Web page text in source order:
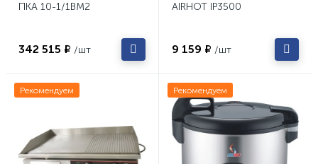
ПКА 10-1/1ВМ2
342 515 ₽ /шт
AIRHOT IP3500
9 159 ₽ /шт
Рекомендуем Рекомендуем